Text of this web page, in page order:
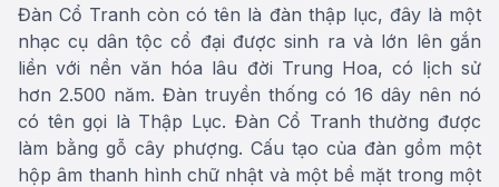
Đàn Cổ Tranh còn có tên là đàn thập lục, đây là một
nhạc cụ dân tộc cổ đại được sinh ra và lớn lên gắn
liền với nền văn hóa lâu đời Trung Hoa, có lịch sử
hơn 2.500 năm. Đàn truyền thống có 16 dây nên nó
có tên gọi là Thập Lục. Đàn Cổ Tranh thường được
làm bằng gỗ cây phượng. Cấu tạo của đàn gồm một
hộp âm thanh hình chữ nhật và một bề mặt trong một